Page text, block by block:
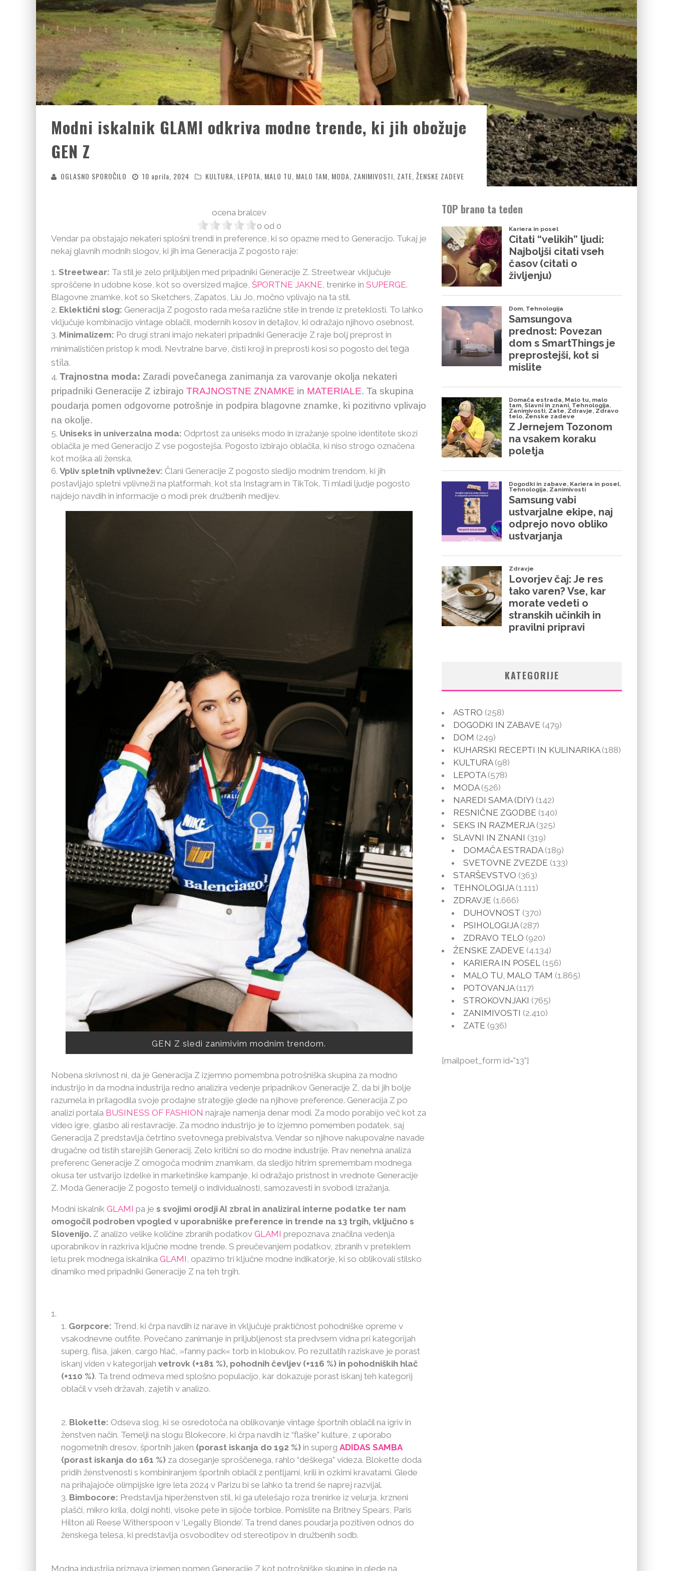
Modni iskalnik GLAMI odkriva modne trende, ki jih obožuje
GEN Z
OGLASNO SPOROČILO 10 aprila, 2024 KULTURA LEPOTA MALO TU, MALO TAM MODA ZANIMIVOSTI ZATE ŽENSKE ZADEVE
ocena bralcev
0 od 0
Vendar pa obstajajo nekateri splošni trendi in preference, ki so opazne med to Generacijo. Tukaj je
nekaj glavnih modnih slogov, ki jih ima Generacija Z pogosto raje:
Streetwear: Ta stil je zelo priljubljen med pripadniki Generacije Z. Streetwear vključuje
sproščene in udobne kose, kot so oversized majice, ŠPORTNE JAKNE, trenirke in SUPERGE.
Blagovne znamke, kot so Sketchers, Zapatos, Liu Jo, močno vplivajo na ta stil.
Eklektični slog: Generacija Z pogosto rada meša različne stile in trende iz preteklosti. To lahko
vključuje kombinacijo vintage oblačil, modernih kosov in detajlov, ki odražajo njihovo osebnost.
Minimalizem: Po drugi strani imajo nekateri pripadniki Generacije Z raje bolj preprost in
minimalističen pristop k modi. Nevtralne barve, čisti kroji in preprosti kosi so pogosto del tega
stila.
Trajnostna moda: Zaradi povečanega zanimanja za varovanje okolja nekateri
pripadniki Generacije Z izbirajo TRAJNOSTNE ZNAMKE in MATERIALE. Ta skupina
poudarja pomen odgovorne potrošnje in podpira blagovne znamke, ki pozitivno vplivajo
na okolje.
Uniseks in univerzalna moda: Odprtost za uniseks modo in izražanje spolne identitete skozi
oblačila je med Generacijo Z vse pogostejša. Pogosto izbirajo oblačila, ki niso strogo označena
kot moška ali ženska.
Vpliv spletnih vplivnežev: Člani Generacije Z pogosto sledijo modnim trendom, ki jih
postavljajo spletni vplivneži na platformah, kot sta Instagram in TikTok. Ti mladi ljudje pogosto
najdejo navdih in informacije o modi prek družbenih medijev.
GEN Z sledi zanimivim modnim trendom.
­Nobena skrivnost ni, da je Generacija Z izjemno pomembna potrošniška skupina za modno
industrijo in da modna industrija redno analizira vedenje pripadnikov Generacije Z, da bi jih bolje
razumela in prilagodila svoje prodajne strategije glede na njihove preference. Generacija Z po
analizi portala BUSINESS OF FASHION najraje namenja denar modi. Za modo porabijo več kot za
video igre, glasbo ali restavracije. Za modno industrijo je to izjemno pomemben podatek, saj
Generacija Z predstavlja četrtino svetovnega prebivalstva. Vendar so njihove nakupovalne navade
drugačne od tistih starejših Generacij. Zelo kritični so do modne industrije. Prav nenehna analiza
preferenc Generacije Z omogoča modnim znamkam, da sledijo hitrim spremembam modnega
okusa ter ustvarijo izdelke in marketinške kampanje, ki odražajo pristnost in vrednote Generacije
Z. Moda Generacije Z pogosto temelji o individualnosti, samozavesti in svobodi izražanja.
Modni iskalnik GLAMI pa je s svojimi orodji AI zbral in analiziral interne podatke ter nam
omogočil podroben vpogled v uporabniške preference in trende na 13 trgih, vključno s
Slovenijo. Z analizo velike količine zbranih podatkov GLAMI prepoznava značilna vedenja
uporabnikov in razkriva ključne modne trende. S preučevanjem podatkov, zbranih v preteklem
letu prek modnega iskalnika GLAMI , opazimo tri ključne modne indikatorje, ki so oblikovali stilsko
dinamiko med pripadniki Generacije Z na teh trgih.
Gorpcore: Trend, ki črpa navdih iz narave in vključuje praktičnost pohodniške opreme v
vsakodnevne outfite. Povečano zanimanje in priljubljenost sta predvsem vidna pri kategorijah
superg, flisa, jaken, cargo hlač, »fanny pack« torb in klobukov. Po rezultatih raziskave je porast
iskanj viden v kategorijah vetrovk (+181 %), pohodnih čevljev (+116 %) in pohodniških hlač
(+110 %). Ta trend odmeva med splošno populacijo, kar dokazuje porast iskanj teh kategorij
oblačil v vseh državah, zajetih v analizo.
Blokette: Odseva slog, ki se osredotoča na oblikovanje vintage športnih oblačil na igriv in
ženstven način. Temelji na slogu Blokecore, ki črpa navdih iz “flaške” kulture, z uporabo
nogometnih dresov, športnih jaken (porast iskanja do 192 %) in superg ADIDAS SAMBA
(porast iskanja do 161 %) za doseganje sproščenega, rahlo “deškega” videza. Blokette doda
pridih ženstvenosti s kombiniranjem športnih oblačil z pentljami, krili in ozkimi kravatami. Glede
na prihajajoče olimpijske igre leta 2024 v Parizu bi se lahko ta trend še naprej razvijal.
Bimbocore: Predstavlja hiperženstven stil, ki ga utelešajo roza trenirke iz velurja, krzneni
plašči, mikro krila, dolgi nohti, visoke pete in sijoče torbice. Pomislite na Britney Spears, Paris
Hilton ali Reese Witherspoon v ‘Legally Blonde’. Ta trend danes poudarja pozitiven odnos do
ženskega telesa, ki predstavlja osvoboditev od stereotipov in družbenih sodb.
Modna industrija priznava izjemen pomen Generacije Z kot potrošniške skupine in glede na
TOP brano ta teden
KATEGORIJE
ASTRO (258)
DOGODKI IN ZABAVE (479)
DOM (249)
KUHARSKI RECEPTI IN KULINARIKA(188)
KULTURA(98)
LEPOTA(578)
MODA(526)
NAREDI SAMA (DIY) (142)
RESNIČNE ZGODBE (140)
SEKS IN RAZMERJA(325)
SLAVNI IN ZNANI (319)
DOMAČA ESTRADA(189)
SVETOVNE ZVEZDE (133)
STARŠEVSTVO (363)
TEHNOLOGIJA(1.111)
ZDRAVJE (1.666)
DUHOVNOST (370)
PSIHOLOGIJA(287)
ZDRAVO TELO (920)
ŽENSKE ZADEVE (4.134)
KARIERA IN POSEL (156)
MALO TU, MALO TAM (1.865)
POTOVANJA(117)
STROKOVNJAKI (765)
ZANIMIVOSTI (2.410)
ZATE (936)
[mailpoet_form id="13"]